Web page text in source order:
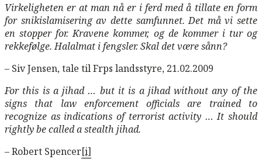
Virkeligheten er at man nå er i ferd med å tillate en form
for snikislamisering av dette samfunnet. Det må vi sette
en stopper for. Kravene kommer, og de kommer i tur og
rekkefølge. Halalmat i fengsler. Skal det være sånn?
– Siv Jensen, tale til Frps landsstyre, 21.02.2009
For this is a jihad … but it is a jihad without any of the
signs that law enforcement officials are trained to
recognize as indications of terrorist activity … It should
rightly be called a stealth jihad.
– Robert Spencer[i]